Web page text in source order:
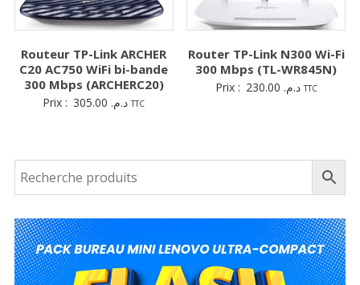
Routeur TP-Link ARCHER
C20 AC750 WiFi bi-bande
300 Mbps (ARCHERC20)
Prix : د.م. TTC
Router TP-Link N300 Wi-Fi
300 Mbps (TL-WR845N)
Prix : د.م. TTC